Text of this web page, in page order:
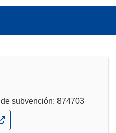
subvención: 874703